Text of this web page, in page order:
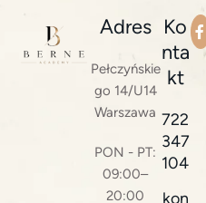
Adres
Pełczyńskie
go 14/U14
Warszawa
PON - PT:
09:00–
20:00
Ko
nta
kt
722
347
104
kon